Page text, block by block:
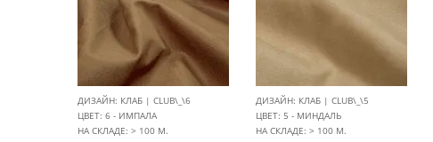
ДИЗАЙН: КЛАБ | CLUB\_\6
ЦВЕТ: 6 - ИМПАЛА
НА СКЛАДЕ: > 100 М.
ДИЗАЙН: КЛАБ | CLUB\_\5
ЦВЕТ: 5 - МИНДАЛЬ
НА СКЛАДЕ: > 100 М.